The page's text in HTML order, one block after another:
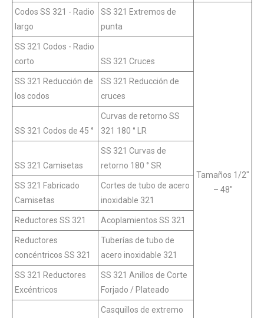
Codos SS 321 - Radio
largo
SS 321 Extremos de
punta
Tamaños 1/2″
– 48″
SS 321 Codos - Radio
corto
SS 321 Cruces
SS 321 Reducción de
los codos
SS 321 Reducción de
cruces
SS 321 Codos de 45 °
Curvas de retorno SS
321 180 ° LR
SS 321 Camisetas
SS 321 Curvas de
retorno 180 ° SR
SS 321 Fabricado
Camisetas
Cortes de tubo de acero
inoxidable 321
Reductores SS 321 Acoplamientos SS 321
Reductores
concéntricos SS 321
Tuberías de tubo de
acero inoxidable 321
SS 321 Reductores
Excéntricos
SS 321 Anillos de Corte
Forjado / Plateado
Casquillos de extremo